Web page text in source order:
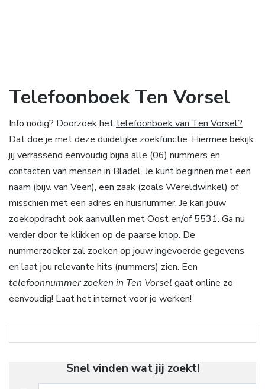
Telefoonboek Ten Vorsel
Info nodig? Doorzoek het telefoonboek van Ten Vorsel?
Dat doe je met deze duidelijke zoekfunctie. Hiermee bekijk
jij verrassend eenvoudig bijna alle (06) nummers en
contacten van mensen in Bladel. Je kunt beginnen met een
naam (bijv. van Veen), een zaak (zoals Wereldwinkel) of
misschien met een adres en huisnummer. Je kan jouw
zoekopdracht ook aanvullen met Oost en/of 5531. Ga nu
verder door te klikken op de paarse knop. De
nummerzoeker zal zoeken op jouw ingevoerde gegevens
en laat jou relevante hits (nummers) zien. Een
telefoonnummer zoeken in Ten Vorsel gaat online zo
eenvoudig! Laat het internet voor je werken!
Snel vinden wat jij zoekt!